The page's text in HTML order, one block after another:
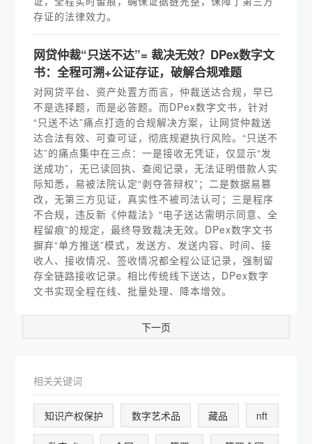
存证的法律效力。
网贷仲裁“只送不达”= 裁决无效？DPex数字文
书：全程可溯+公证存证，破解合规难题
对网贷平台、资产处置方而言，仲裁送达合规，早已
不是选择题，而是必答题。而DPex数字文书，针对
“只送不达”痛点打造的合规解决方案，让网贷仲裁送
达合法有效、可查可证，彻底规避执行风险。“只送不
达”的痛点集中在三点：一是接收无凭证，仅显示“发
送成功”，无已读回执、查阅记录，无法证明借款人实
际知悉，易被法院认定“剥夺答辩权”；二是数据易篡
改，无第三方见证，真实性不被司法认可；三是程序
不合规，违反新《仲裁法》“电子送达需明示同意、全
程留痕”的规定，最终导致裁决无效。DPex数字文书
摒弃“单方推送”模式，发送方、发送内容、时间、接
收人、接收情况、签收情况都全程公证记录，强制留
存全链路接收记录。相比传统线下送达，DPex数字
文书实现全程在线、批量处理、降本增效。
下一页
相关关键词
知识产权保护 数字艺术品 藏品 nft